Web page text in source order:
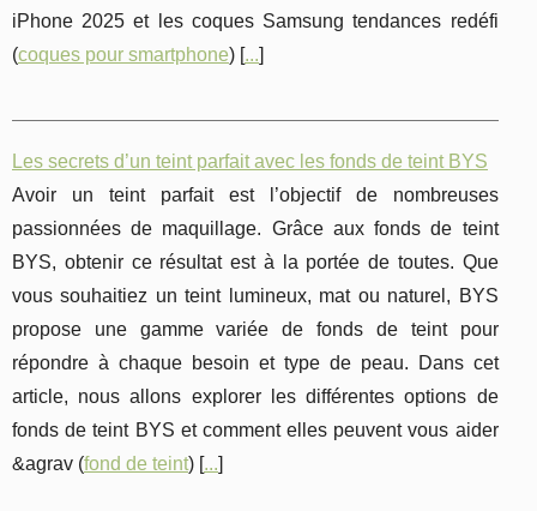
iPhone 2025 et les coques Samsung tendances redéfi
(coques pour smartphone) [...]
Les secrets d’un teint parfait avec les fonds de teint BYS
Avoir un teint parfait est l’objectif de nombreuses
passionnées de maquillage. Grâce aux fonds de teint
BYS, obtenir ce résultat est à la portée de toutes. Que
vous souhaitiez un teint lumineux, mat ou naturel, BYS
propose une gamme variée de fonds de teint pour
répondre à chaque besoin et type de peau. Dans cet
article, nous allons explorer les différentes options de
fonds de teint BYS et comment elles peuvent vous aider
&agrav (fond de teint) [...]